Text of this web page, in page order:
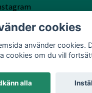
cookies
använder cookies.
cookies om du vill
alla